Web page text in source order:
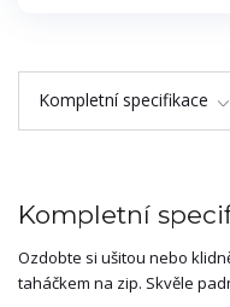
Kompletní specifikace
Kompletní
Ozdobte si ušitou nebo
taháčkem na zip. Skvěle